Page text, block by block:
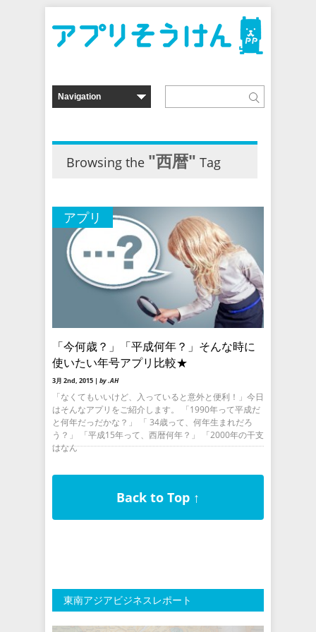
Browsing the "西暦" Tag
アプリ
「今何歳？」「平成何年？」そんな時に
使いたい年号アプリ比較★
3月 2nd, 2015 | by .AH
「なくてもいいけど、入っていると意外と便利！」今日
はそんなアプリをご紹介します。 「1990年って平成だ
と何年だっだかな？」 「 34歳って、何年生まれだろ
う？」 「平成15年って、西暦何年？」 「2000年の干支
はなん
Back to Top ↑
東南アジアビジネスレポート